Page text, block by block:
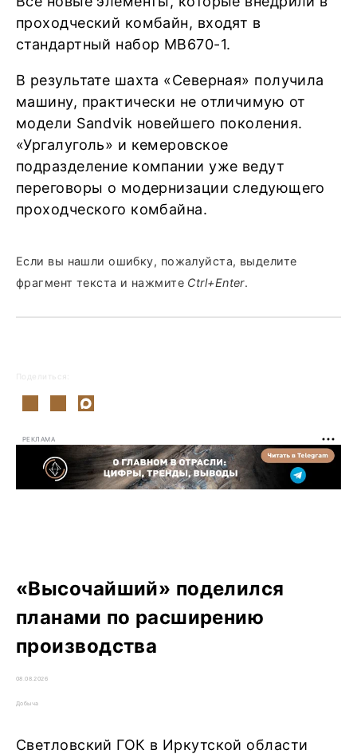
проходческий комбайн, входят в
стандартный набор MB670-1.
В результате шахта «Северная» получила
машину, практически не отличимую от
модели Sandvik новейшего поколения.
«Ургалуголь» и кемеровское
подразделение компании уже ведут
переговоры о модернизации следующего
проходческого комбайна.
Если вы нашли ошибку, пожалуйста, выделите
фрагмент текста и нажмите Ctrl+Enter.
Поделиться:
РЕКЛАМА
«Высочайший» поделился
планами по расширению
производства
08.08.2026
Добыча
Светловский ГОК в Иркутской области